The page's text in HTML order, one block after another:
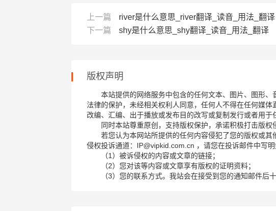
上一篇
river是什么意思_river翻译_读音_用法_翻译
下一篇
shy是什么意思_shy翻译_读音_用法_翻译
版权声明
本站提供的网络服务中包含的任何文本、图片、图形
法律的保护，未经相关权利人同意，任何人不得在任何媒体
改编、汇编、出于播放或发布目的改写或复制发行或者用于
同时本站尊重原创，支持版权保护，承诺积极打击版权
若您认为本网站所提供的任何内容侵犯了您的版权或其
侵权投诉通道：IP@vipkid.com.cn ，请您在投诉邮件中写明
（1）被诉侵权的内容或文章的链接；
（2）您对该等内容或文章享有版权的证明资料；
（3）您的联系方式。我站会在接受到您的通知邮件后